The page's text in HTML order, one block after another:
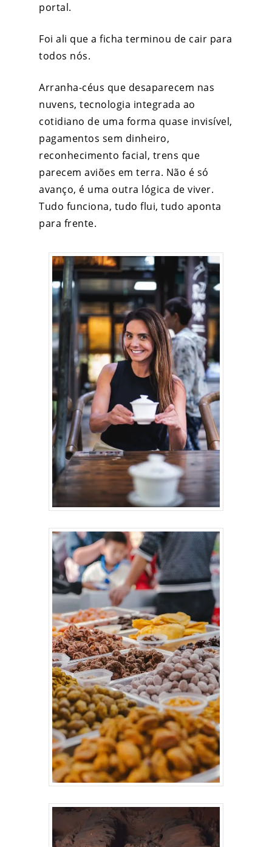
portal.
Foi ali que a ficha terminou de cair para
todos nós.
Arranha-céus que desaparecem nas
nuvens, tecnologia integrada ao
cotidiano de uma forma quase invisível,
pagamentos sem dinheiro,
reconhecimento facial, trens que
parecem aviões em terra. Não é só
avanço, é uma outra lógica de viver.
Tudo funciona, tudo flui, tudo aponta
para frente.